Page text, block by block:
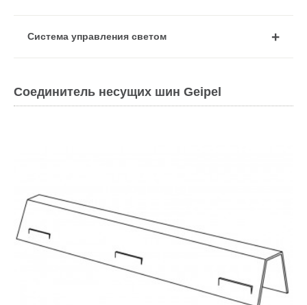
Система управления светом
Соединитель несущих шин Geipel